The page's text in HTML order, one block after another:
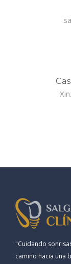
"Cuidando
camino hacia una